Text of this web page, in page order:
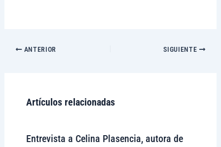
ANTERIOR SIGUIENTE
Artículos relacionadas
Entrevista a Celina Plasencia, autora de